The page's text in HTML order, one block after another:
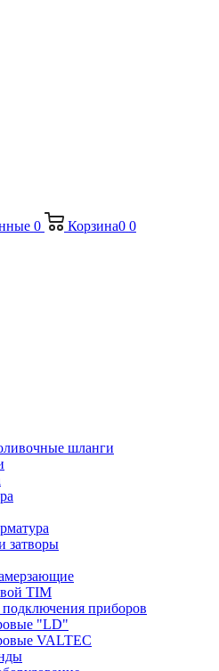
0 Корзина0 0
шланги
затворы
TIM
приборов
"LD"
VALTEC